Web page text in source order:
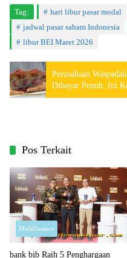
Tag: hari libur pasar modal
jadwal pasar saham Indonesia
libur BEI Maret 2026
Perusahaan
Dibayar Penuh, Ini
Aturan Negara
Pos Terkait
Multifinance
bank bjb Raih 5 Penghargaan